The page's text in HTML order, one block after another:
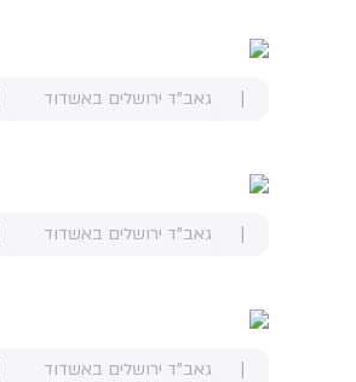
גאב"ד ירושלים באשדוד
גאב"ד ירושלים באשדוד
גאב"ד ירושלים באשדוד